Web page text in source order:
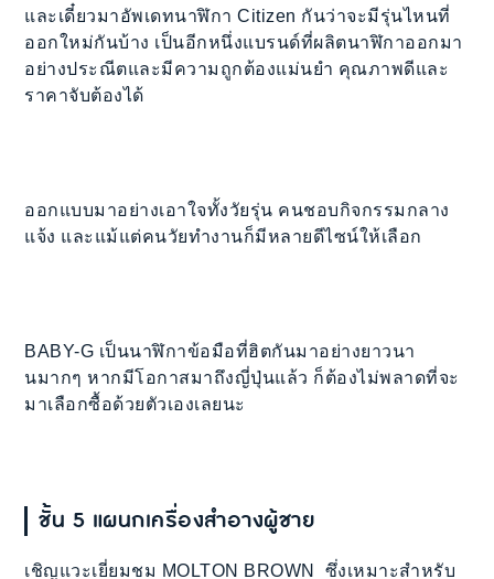
และเดี๋ยวมาอัพเดทนาฬิกา Citizen กันว่าจะมีรุ่นไหนที่
ออกใหม่กันบ้าง เป็นอีกหนึ่งแบรนด์ที่ผลิตนาฬิกาออกมา
อย่างประณีตและมีความถูกต้องแม่นยำ คุณภาพดีและ
ราคาจับต้องได้
ออกแบบมาอย่างเอาใจทั้งวัยรุ่น คนชอบกิจกรรมกลาง
แจ้ง และแม้แต่คนวัยทำงานก็มีหลายดีไซน์ให้เลือก
BABY-G เป็นนาฬิกาข้อมือที่ฮิตกันมาอย่างยาวนา
นมากๆ หากมีโอกาสมาถึงญี่ปุ่นแล้ว ก็ต้องไม่พลาดที่จะ
มาเลือกซื้อด้วยตัวเองเลยนะ
ชั้น 5 แผนกเครื่องสำอางผู้ชาย
เชิญแวะเยี่ยมชม MOLTON BROWN ซึ่งเหมาะสำหรับ